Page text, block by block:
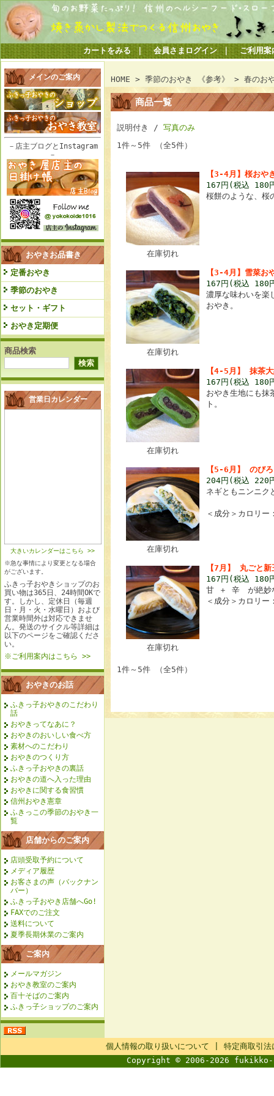
カートをみる｜ 会員さまログイン｜ ご利用案
メインのご案内
－店主ブログとInstagram
－
おやきお品書き
定番おやき
季節のおやき
セット・ギフト
おやき定期便
商品検索
営業日カレンダー
大きいカレンダーはこちら >>
※急な事情により変更となる場合
がございます。
ふきっ子おやきショップのお
買い物は365日、24時間OKで
す。しかし、定休日（毎週
日・月・火・水曜日）および
営業時間外は対応できませ
ん。発送のサイクル等詳細は
以下のページをご確認くださ
い。
※ご利用案内はこちら >>
おやきのお話
ふきっ子おやきのこだわり
話
おやきってなあに？
おやきのおいしい食べ方
素材へのこだわり
おやきのつくり方
ふきっ子おやきの裏話
おやきの道へ入った理由
おやきに関する食習慣
信州おやき憲章
ふきっこの季節のおやき一
覧
店舗からのご案内
店頭受取予約について
メディア履歴
お客さまの声（バックナン
バー）
ふきっ子おやき店舗へGo!
FAXでのご注文
送料について
夏季長期休業のご案内
ご案内
メールマガジン
おやき教室のご案内
百十そばのご案内
ふきっ子ショップのご案内
HOME > 季節のおやき 《参考》 > 春のお
商品一覧
説明付き / 写真のみ
1件～5件 （全5件）
在庫切れ
【3-4月】桜おや
167円(税込 180
桜餅のような、桜
在庫切れ
【3-4月】雪菜お
167円(税込 180
濃厚な味わいを楽
おやき。
在庫切れ
【4-5月】 抹茶
167円(税込 180
おやき生地にも抹
ト。
在庫切れ
【5-6月】 のび
204円(税込 220
ネギともニンニク
＜成分＞カロリ
在庫切れ
【7月】 丸ごと
167円(税込 180
甘 ＋ 辛 が絶妙
＜成分＞カロリ
1件～5件 （全5件）
個人情報の取り扱いについて
特定商取引法
Copyright © 2006-2026